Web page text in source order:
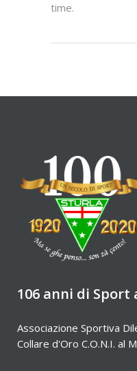
time.
106 anni di Sport
Associazione Sportiva
Collare d'Oro C.O.N.I. al